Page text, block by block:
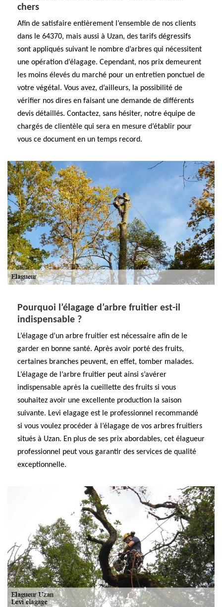
chers
Afin de satisfaire entièrement l’ensemble de nos clients
dans le 64370, mais aussi à Uzan, des tarifs dégressifs
sont appliqués suivant le nombre d’arbres qui nécessitent
une opération d’élagage. Cependant, nos prix demeurent
les moins élevés du marché pour un entretien ponctuel de
votre végétal. Vous avez, d’ailleurs, la possibilité de
vérifier nos dires en faisant une demande de différents
devis détaillés. Contactez, sans hésiter, notre équipe de
chargés de clientèle qui sera en mesure d’établir pour
vous ce document en un temps record.
Pourquoi l’élagage d’arbre fruitier est-il
indispensable ?
L’élagage d’un arbre fruitier est nécessaire afin de le
garder en bonne santé. Après avoir porté des fruits,
certaines branches peuvent, en effet, tomber malades.
L’élagage de l’arbre fruitier peut ainsi s’avérer
indispensable après la cueillette des fruits si vous
souhaitez avoir une excellente production la saison
suivante. Levi elagage est le professionnel recommandé
si vous voulez procéder à l’élagage de vos arbres fruitiers
situés à Uzan. En plus de ses prix abordables, cet élagueur
professionnel peut vous garantir des services de qualité
exceptionnelle.